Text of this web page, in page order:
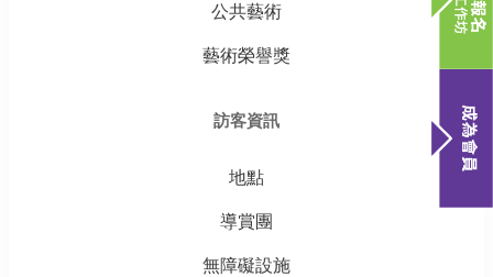
公共藝術
藝術榮譽獎
訪客資訊
地點
導賞團
無障礙設施